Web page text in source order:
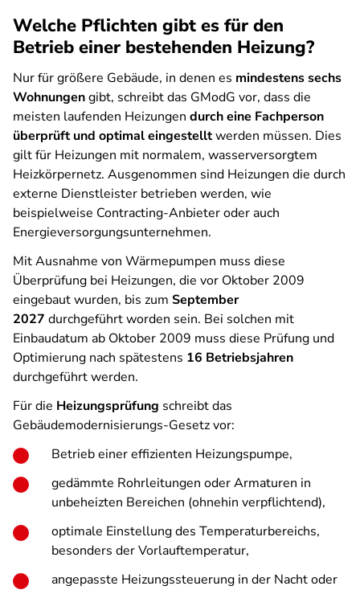
Welche Pflichten gibt es für den
Betrieb einer bestehenden Heizung?
Nur für größere Gebäude, in denen es mindestens sechs
Wohnungengibt, schreibt das GModG vor, dass die
meisten laufenden Heizungen durch eine Fachperson
überprüft und optimal eingestelltwerden müssen. Dies
gilt für Heizungen mit normalem, wasserversorgtem
Heizkörpernetz. Ausgenommen sind Heizungen die durch
externe Dienstleister betrieben werden, wie
beispielweise Contracting-Anbieter oder auch
Energieversorgungsunternehmen.
Mit Ausnahme von Wärmepumpen muss diese
Überprüfung bei Heizungen, die vor Oktober 2009
eingebaut wurden, bis zum September
2027 durchgeführt worden sein. Bei solchen mit
Einbaudatum ab Oktober 2009 muss diese Prüfung und
Optimierung nach spätestens 16 Betriebsjahren
durchgeführt werden.
Für die Heizungsprüfung schreibt das
Gebäudemodernisierungs-Gesetz vor:
Betrieb einer effizienten Heizungspumpe,
gedämmte Rohrleitungen oder Armaturen in
unbeheizten Bereichen (ohnehin verpflichtend),
optimale Einstellung des Temperaturbereichs,
besonders der Vorlauftemperatur,
angepasste Heizungssteuerung in der Nacht oder